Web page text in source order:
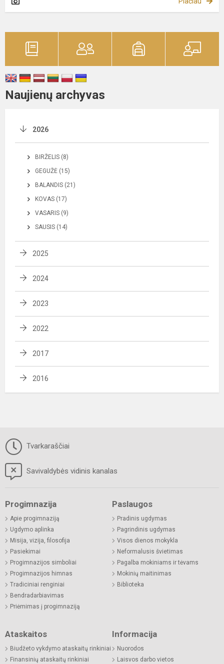
Naujienų archyvas
2026
BIRŽELIS (8)
GEGUŽĖ (15)
BALANDIS (21)
KOVAS (17)
VASARIS (9)
SAUSIS (14)
2025
2024
2023
2022
2017
2016
Tvarkaraščiai
Savivaldybės vidinis kanalas
Progimnazija
Apie progimnaziją
Ugdymo aplinka
Misija, vizija, filosofija
Pasiekimai
Progimnazijos simboliai
Progimnazijos himnas
Tradiciniai renginiai
Bendradarbiavimas
Priėmimas į progimnaziją
Paslaugos
Pradinis ugdymas
Pagrindinis ugdymas
Visos dienos mokykla
Neformalusis švietimas
Pagalba mokiniams ir tėvams
Mokinių maitinimas
Biblioteka
Ataskaitos
Biudžeto vykdymo ataskaitų rinkiniai
Finansinių ataskaitų rinkiniai
Informacija
Nuorodos
Laisvos darbo vietos